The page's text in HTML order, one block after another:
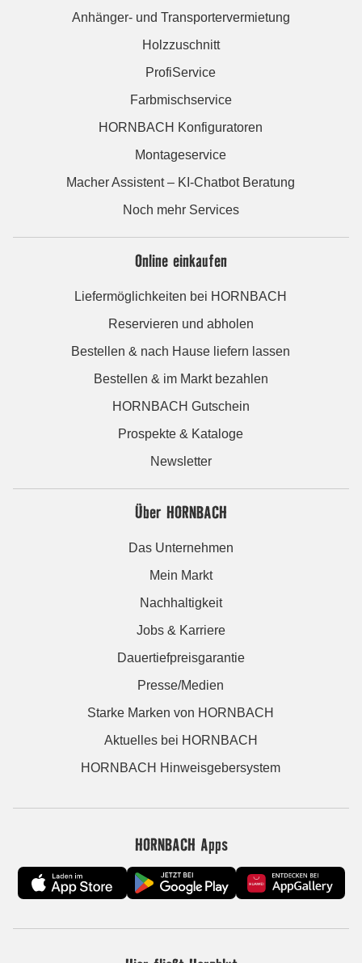
Anhänger- und Transportervermietung
Holzzuschnitt
ProfiService
Farbmischservice
HORNBACH Konfiguratoren
Montageservice
Macher Assistent – KI-Chatbot Beratung
Noch mehr Services
Online einkaufen
Liefermöglichkeiten bei HORNBACH
Reservieren und abholen
Bestellen & nach Hause liefern lassen
Bestellen & im Markt bezahlen
HORNBACH Gutschein
Prospekte & Kataloge
Newsletter
Über HORNBACH
Das Unternehmen
Mein Markt
Nachhaltigkeit
Jobs & Karriere
Dauertiefpreisgarantie
Presse/Medien
Starke Marken von HORNBACH
Aktuelles bei HORNBACH
HORNBACH Hinweisgebersystem
HORNBACH Apps